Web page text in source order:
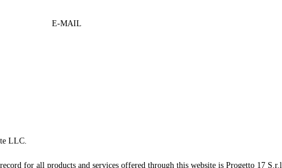
E-MAIL
LLC.
for all products and services offered through this website is Progetto 17 S.r.l.